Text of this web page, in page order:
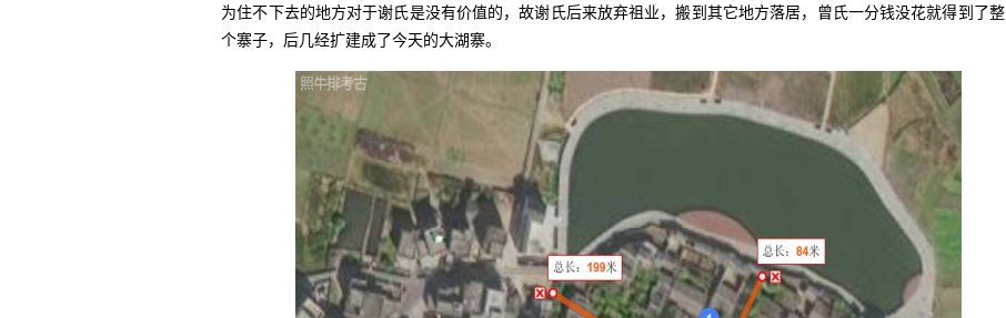
为住不下去的地方对于谢氏是没有价值的，故谢氏后来放弃祖业，搬到其它地方落居，曾氏一分钱没花就得到了整
个寨子，后几经扩建成了今天的大湖寨。